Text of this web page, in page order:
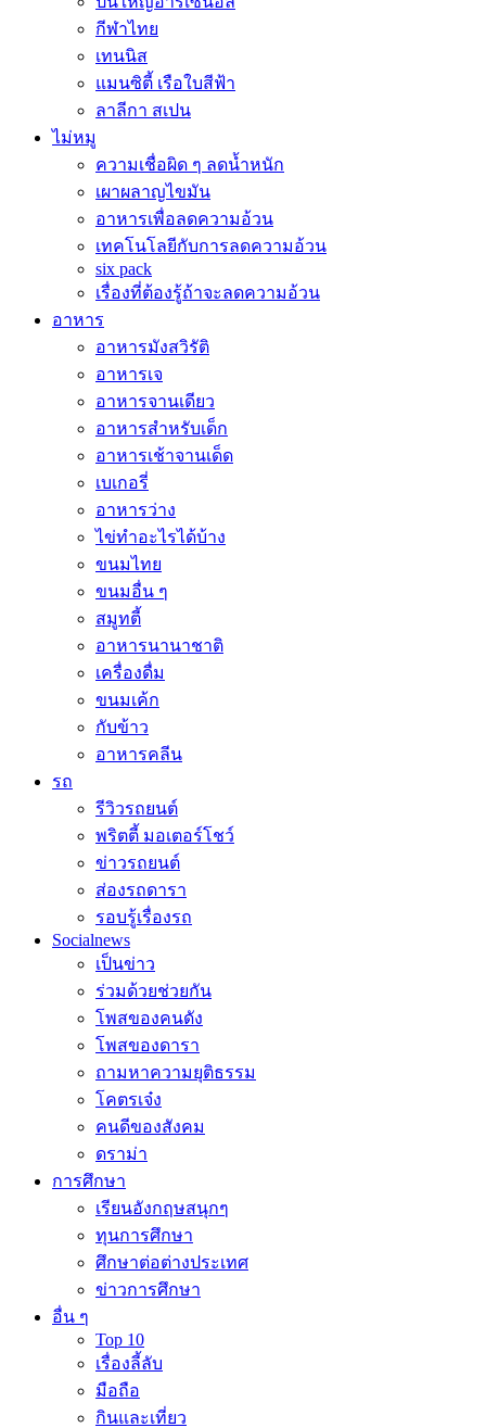
กีฬาไทย
เทนนิส
แมนซิตี้ เรือใบสีฟ้า
ลาลีกา สเปน
ไม่หมู
ความเชื่อผิด ๆ ลดน้ำหนัก
เผาผลาญไขมัน
อาหารเพื่อลดความอ้วน
เทคโนโลยีกับการลดความอ้วน
six pack
เรื่องที่ต้องรู้ถ้าจะลดความอ้วน
อาหาร
อาหารมังสวิรัติ
อาหารเจ
อาหารจานเดียว
อาหารสำหรับเด็ก
อาหารเช้าจานเด็ด
เบเกอรี่
อาหารว่าง
ไข่ทำอะไรได้บ้าง
ขนมไทย
ขนมอื่น ๆ
สมูทตี้
อาหารนานาชาติ
เครื่องดื่ม
ขนมเค้ก
กับข้าว
อาหารคลีน
รถ
รีวิวรถยนต์
พริตตี้ มอเตอร์โชว์
ข่าวรถยนต์
ส่องรถดารา
รอบรู้เรื่องรถ
Socialnews
เป็นข่าว
ร่วมด้วยช่วยกัน
โพสของคนดัง
โพสของดารา
ถามหาความยุติธรรม
โคตรเจ๋ง
คนดีของสังคม
ดราม่า
การศึกษา
เรียนอังกฤษสนุกๆ
ทุนการศึกษา
ศึกษาต่อต่างประเทศ
ข่าวการศึกษา
อื่น ๆ
Top 10
เรื่องลี้ลับ
มือถือ
กินและเที่ยว